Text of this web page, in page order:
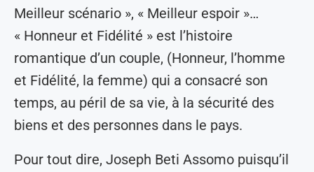
Meilleur scénario », « Meilleur espoir »…
« Honneur et Fidélité » est l’histoire
romantique d’un couple, (Honneur, l’homme
et Fidélité, la femme) qui a consacré son
temps, au péril de sa vie, à la sécurité des
biens et des personnes dans le pays.
Pour tout dire, Joseph Beti Assomo puisqu’il